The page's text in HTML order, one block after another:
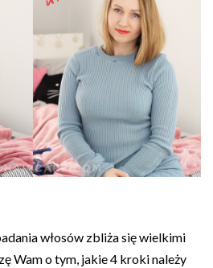
włosów zbliża się wielkimi
Wam o tym, jakie 4 kroki należy